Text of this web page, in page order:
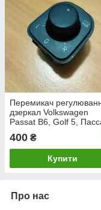
Перемикач
дзеркал Volkswagen
Passat B6, Golf 5,
Б6, Гольф 5.
400 ₴
Купити
Про нас